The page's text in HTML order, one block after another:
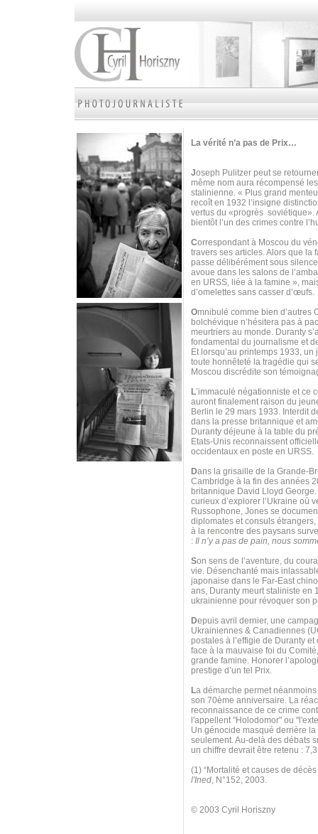
La vérité n’a pas de Prix…
Joseph Pulitzer peut se
même nom aura récompensé
stalinienne. « Plus grand
recoît en 1932 l’insigne
vertus du «progrès soviétique».
bientôt l’un des crimes contre
Correspondant à Moscou du
travers ses articles. Alors que la
passe délibérément sous
avoue dans les salons de
en URSS, liée à la famine »,
d’omelettes sans casser d’œufs.
Omnibulé comme bien d’autres
bolchévique n’hésitera pas à
meurtriers au monde. Duranty
fondamental du journalisme et
Et lorsqu’au printemps 1933,
toute honnêteté la tragédie qui
Moscou discrédite son
L’immaculé négationniste et ce
auront finalement raison du
Berlin le 29 mars 1933. Interdit
dans la presse britannique et
Duranty déjeune à la table du
Etats-Unis reconnaissent
occidentaux en poste en URSS.
Dans la grisaille de la Grande-
Cambridge à la fin des années
britannique David Lloyd
curieux d’explorer l’Ukraine où
Russophone, Jones se
diplomates et consuls
à la rencontre des paysans
: Il n’y a pas de pain, nous
Son sens de l’aventure, du
vie. Désenchanté mais
japonaise dans le Far-East
ans, Duranty meurt staliniste en
ukrainienne pour révoquer son
Depuis avril dernier, une
Ukrainiennes & Canadiennes
postales à l’effigie de Duranty
face à la mauvaise foi du
grande famine. Honorer
prestige d’un tel Prix.
La démarche permet
son 70ème anniversaire. La
reconnaissance de ce crime
l'appellent "Holodomor" ou
Un génocide masqué derrière
seulement. Au-delà des débats
un chiffre devrait être retenu :
(1) “Mortalité et causes de
l'Ined, N°152, 2003.
© 2003 Cyril Horiszny